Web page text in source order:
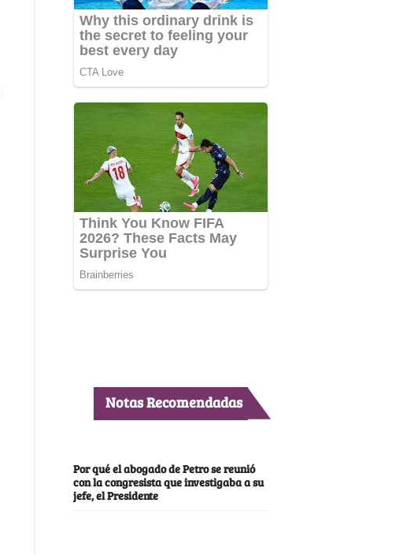
Notas Recomendadas
Por qué el abogado de Petro se reunió
con la congresista que investigaba a su
jefe, el Presidente